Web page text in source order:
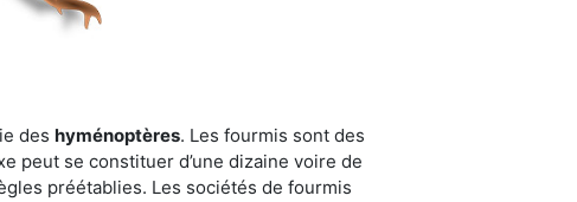
des hyménoptères. Les fourmis sont des
peut se constituer d’une dizaine voire de
préétablies. Les sociétés de fourmis